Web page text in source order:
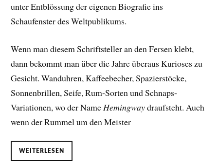
unter Entblössung der eigenen Biografie ins
Schaufenster des Weltpublikums.
Wenn man diesem Schriftsteller an den Fersen klebt,
dann bekommt man über die Jahre überaus Kurioses zu
Gesicht. Wanduhren, Kaffeebecher, Spazierstöcke,
Sonnenbrillen, Seife, Rum-Sorten und Schnaps-
Variationen, wo der NameHemingwaydraufsteht. Auch
wenn der Rummel um den Meister
WEITERLESEN